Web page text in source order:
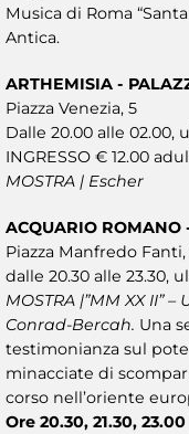
Musica di Roma
Antica.
ARTHEMISIA -
Piazza Venezia, 5
Dalle 20.00 alle 02.00,
INGRESSO € 12.00
MOSTRA | Escher
ACQUARIO ROMANO
Piazza Manfredo Fanti,
dalle 20.30 alle 23.30,
MOSTRA |”MM XX
Conrad-Bercah. Una
testimonianza sul
minacciate di
corso nell’oriente
Ore 20.30, 21.30, 23.00